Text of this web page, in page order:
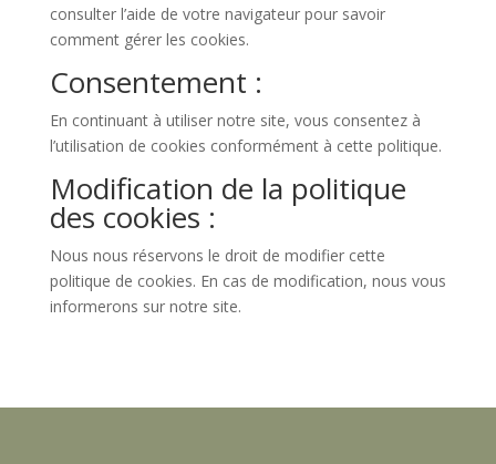
consulter l’aide de votre navigateur pour savoir
comment gérer les cookies.
Consentement :
En continuant à utiliser notre site, vous consentez à
l’utilisation de cookies conformément à cette politique.
Modification de la politique
des cookies :
Nous nous réservons le droit de modifier cette
politique de cookies. En cas de modification, nous vous
informerons sur notre site.